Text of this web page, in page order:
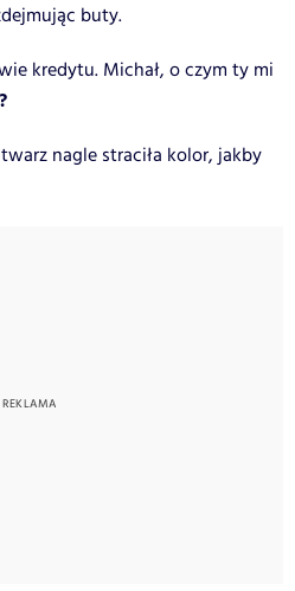
buty.
kredytu. Michał, o czym ty mi
nagle straciła kolor, jakby